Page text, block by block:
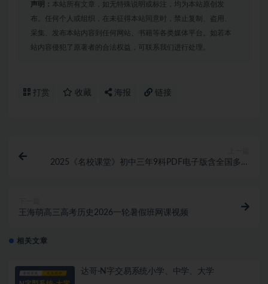
声明： 本站所有文章，如无特殊说明或标注，均为本站原创发
布。任何个人或组织，在未征得本站同意时，禁止复制、盗用、
采集、发布本站内容到任何网站、书籍等各类媒体平台。如若本
站内容侵犯了原著者的合法权益，可联系我们进行处理。
打赏 收藏 海报 链接
2025《名校课堂》初中三年9科PDF电子版含全国多地
王海萌高三高考历史2026一轮暑假班网课视频
相关文章
达哥-N字交易系统小学、中学、大学